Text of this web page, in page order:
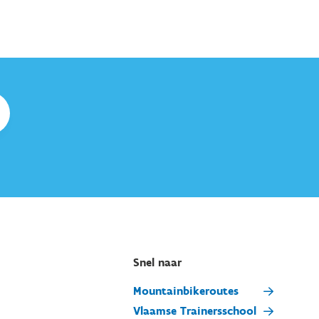
Snel naar
Mountainbikeroutes
Vlaamse Trainersschool